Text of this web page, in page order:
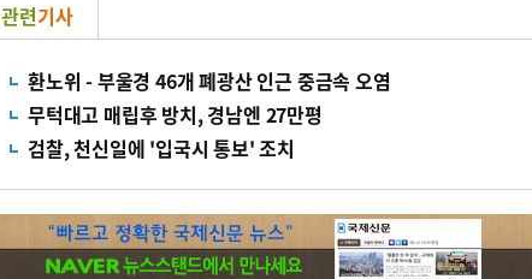
관련기사
환노위 - 부울경 46개 폐광산 인근 중금속 오염
무턱대고 매립후 방치, 경남엔 27만평
검찰, 천신일에 '입국시 통보' 조치